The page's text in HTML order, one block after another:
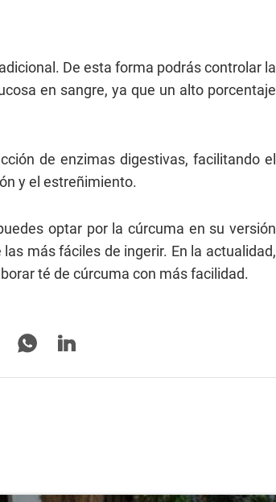
De esta forma podrás controlar la
en sangre, ya que un alto porcentaje
de enzimas digestivas, facilitando el
y el estreñimiento.
optar por la cúrcuma en su versión
más fáciles de ingerir. En la actualidad,
té de cúrcuma con más facilidad.